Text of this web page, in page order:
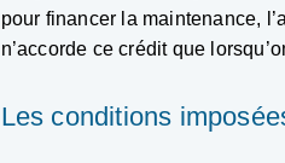
pour financer la maintenance,
n’accorde ce crédit que
Les conditions